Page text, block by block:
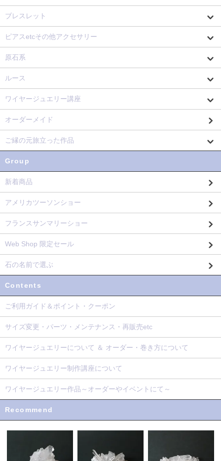
ブレスレット
ピアスetcその他アクセサリー
原石系
ルース
ワイヤージュエリー講座
オーダーメイド
ご縁の元旅立った作品
Group
新着商品
アメリカツーソンショー
フランスサンマリーショー
Web Shop 限定セール
石の名前で選ぶ
Contents
ご利用ガイド＆ポイント・クーポン
サイズ変更・パーツ・メンテナンス・再販売etc
ワイヤージュエリーについて ＆ オーダー・巻き方について
ワイヤージュエリー制作講座について
ワイヤージュエリー作品～オーダーやイベントにて～
Recommend